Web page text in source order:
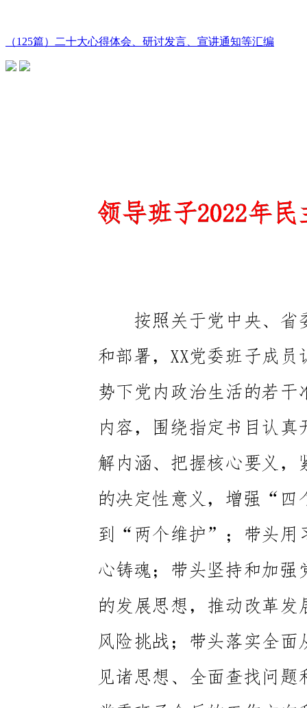
（125篇）二十大心得体会、研讨发言、宣讲通知等汇编